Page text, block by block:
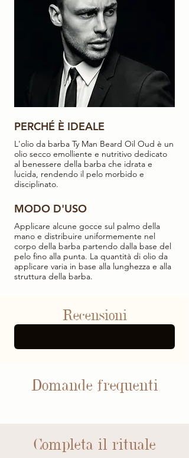
PERCHÉ È IDEALE
L'olio da barba Ty Man Beard Oil Oud è un
olio secco emolliente e nutritivo dedicato
al benessere della barba che idrata e
lucida, rendendo il pelo morbido e
disciplinato.
MODO D'USO
Applicare alcune gocce sul palmo della
mano e distribuire uniformemente nel
corpo della barba partendo dalla base del
pelo fino alla punta. La quantità di olio da
applicare varia in base alla lunghezza e alla
struttura della barba.
Recensioni
Domande frequenti
Completa il rituale